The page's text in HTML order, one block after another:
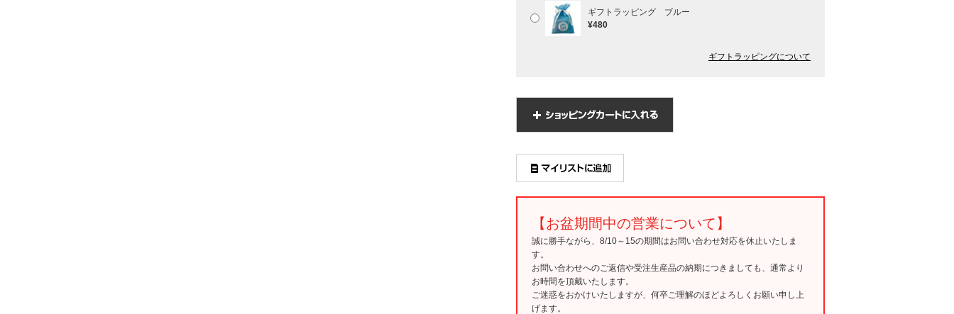
ギフトラッピング ブルー
¥480
ギフトラッピングについて
【お盆期間中の営業について】
誠に勝手ながら、8/10～15の期間はお問い合わせ対応を休止いたしま
す。
お問い合わせへのご返信や受注生産品の納期につきましても、通常より
お時間を頂戴いたします。
ご迷惑をおかけいたしますが、何卒ご理解のほどよろしくお願い申し上
げます。